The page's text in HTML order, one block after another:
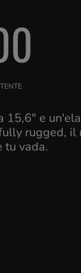
15,6" e
rugged,
tu vada.